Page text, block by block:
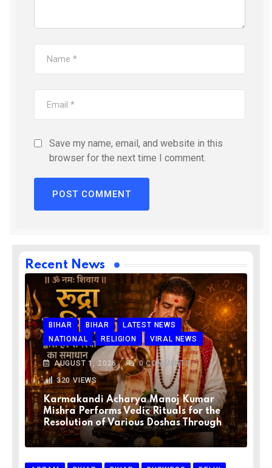
Save my name, email, and website in this
browser for the next time I comment.
Recent News
BIHAR BIHAR
LATEST NEWS
NATIONAL
RELIGION VIRAL NEWS
AUGUST 1, 2026 0COMMENTS
320VIEWS
Karmakandi Acharya Manoj Kumar
Mishra Performs Vedic Rituals for the
Resolution of Various Doshas Through